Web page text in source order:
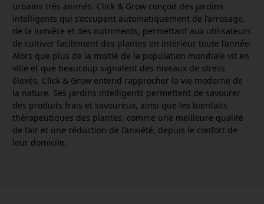
urbains très animés. Click & Grow conçoit des jardins
intelligents qui s’occupent automatiquement de l’arrosage,
de la lumière et des nutriments, permettant aux utilisateurs
de cultiver facilement des plantes en intérieur toute l’année.
Alors que plus de la moitié de la population mondiale vit en
ville et que beaucoup signalent des niveaux de stress
élevés, Click & Grow entend rapprocher la vie moderne de
la nature. Ses jardins intelligents permettent de savourer
des produits frais et savoureux, ainsi que les bienfaits
thérapeutiques des plantes, comme une meilleure qualité
de l’air et une réduction de l’anxiété, depuis le confort de
leur domicile.